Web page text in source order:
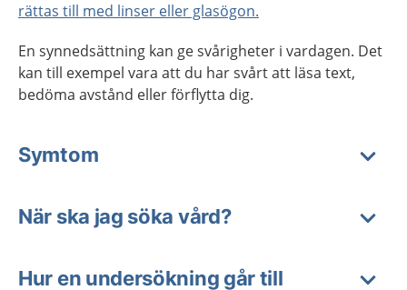
rättas till med linser eller glasögon.
En synnedsättning kan ge svårigheter i vardagen. Det
kan till exempel vara att du har svårt att läsa text,
bedöma avstånd eller förflytta dig.
Symtom
När ska jag söka vård?
Hur en undersökning går till